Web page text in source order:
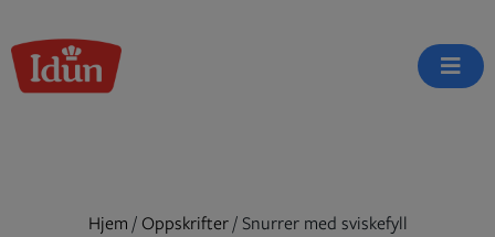
to
content
Hjem / Oppskrifter/ Snurrer med sviskefyll